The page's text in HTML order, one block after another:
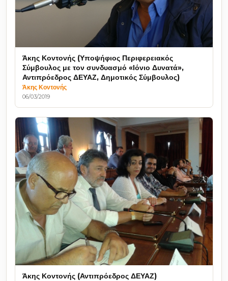
Άκης Κοντονής (Υποψήφιος Περιφερειακός
Σύμβουλος με τον συνδυασμό «Ιόνιο Δυνατά»,
Αντιπρόεδρος ΔΕΥΑΖ, Δημοτικός Σύμβουλος)
Άκης Κοντονής
06/03/2019
Άκης Κοντονής (Αντιπρόεδρος ΔΕΥΑΖ)